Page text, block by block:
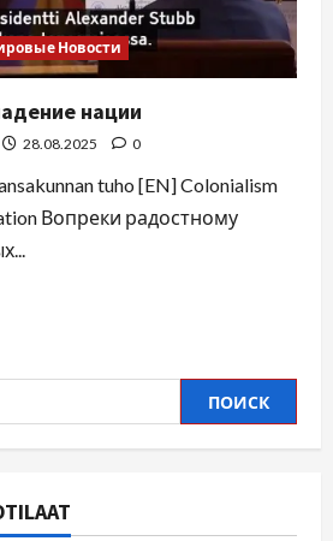
Новости
нации
28.08.2025 0
tuho [EN] Colonialism
Вопреки радостному